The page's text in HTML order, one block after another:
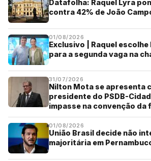
Datafolha: Raquel Lyra
contra 42% de João
01/08/2026
Exclusivo | Raquel
para a segunda vaga na
31/07/2026
Nilton Mota se apresenta
presidente do PSDB-
impasse na convenção da
01/08/2026
União Brasil decide não
majoritária em